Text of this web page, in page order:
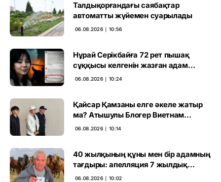
Талдықорғандағы саябақтар
автоматты жүйемен суарылады
06.08.2026 ∣ 10:56
Нұрай Серікбайға 72 рет пышақ
сұққысы келгенін жазған адам
ұсталды
06.08.2026 ∣ 10:24
Қайсар Қамзаны елге әкеле жатыр
ма? Атышулы Блогер Виетнам
әуежайында көзге түсті
06.08.2026 ∣ 10:14
40 жылқының құны мен бір адамның
тағдыры: апелляция 7 жылдық
үкімді бұзды
06.08.2026 ∣ 10:02